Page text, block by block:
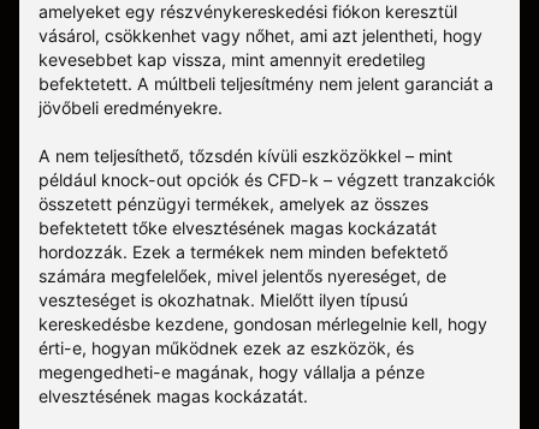
amelyeket egy részvénykereskedési fiókon keresztül
vásárol, csökkenhet vagy nőhet, ami azt jelentheti, hogy
kevesebbet kap vissza, mint amennyit eredetileg
befektetett. A múltbeli teljesítmény nem jelent garanciát a
jövőbeli eredményekre.
A nem teljesíthető, tőzsdén kívüli eszközökkel – mint
például knock-out opciók és CFD-k – végzett tranzakciók
összetett pénzügyi termékek, amelyek az összes
befektetett tőke elvesztésének magas kockázatát
hordozzák. Ezek a termékek nem minden befektető
számára megfelelőek, mivel jelentős nyereséget, de
veszteséget is okozhatnak. Mielőtt ilyen típusú
kereskedésbe kezdene, gondosan mérlegelnie kell, hogy
érti-e, hogyan működnek ezek az eszközök, és
megengedheti-e magának, hogy vállalja a pénze
elvesztésének magas kockázatát.